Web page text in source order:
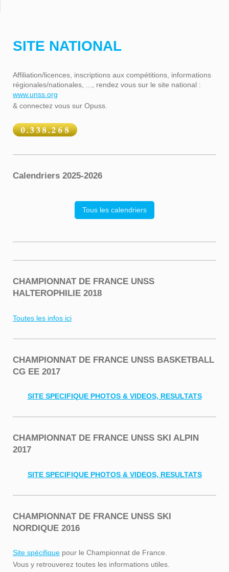
SITE NATIONAL
Affiliation/licences, inscriptions aux compétitions, informations
régionales/nationales, ..., rendez vous sur le site national :
www.unss.org
& connectez vous sur Opuss.
Calendriers 2025-2026
Tous les calendriers
CHAMPIONNAT DE FRANCE UNSS
HALTEROPHILIE 2018
Toutes les infos ici
CHAMPIONNAT DE FRANCE UNSS BASKETBALL
CG EE 2017
SITE SPECIFIQUE PHOTOS & VIDEOS, RESULTATS
CHAMPIONNAT DE FRANCE UNSS SKI ALPIN
2017
SITE SPECIFIQUE PHOTOS & VIDEOS, RESULTATS
CHAMPIONNAT DE FRANCE UNSS SKI
NORDIQUE 2016
Site spécifique pour le Championnat de France.
Vous y retrouverez toutes les informations utiles.